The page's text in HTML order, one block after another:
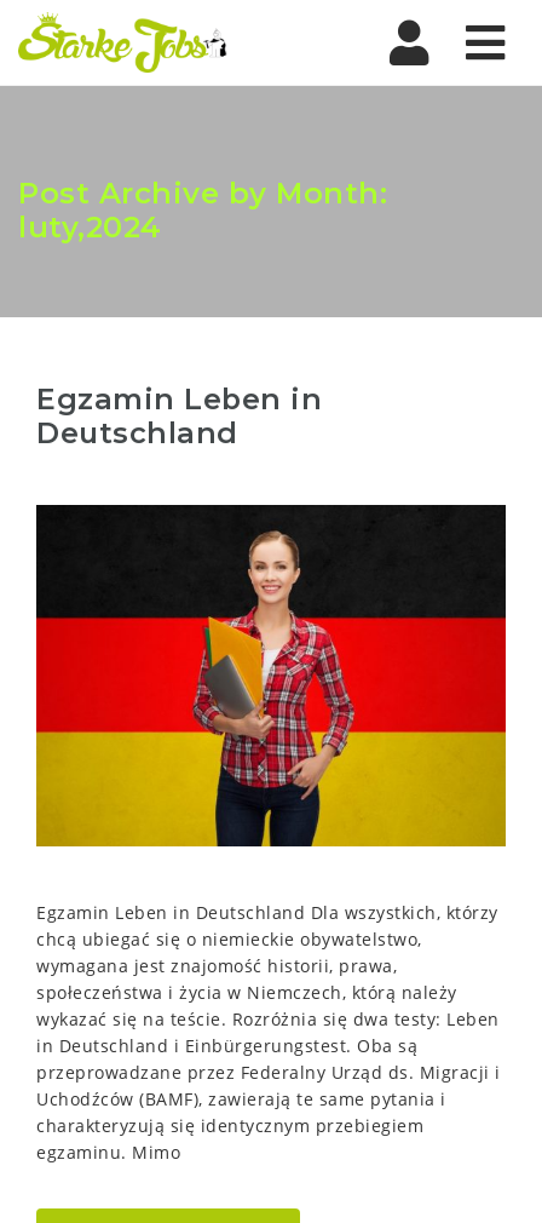
Post Archive by Month:
luty,2024
Egzamin Leben in
Deutschland
Egzamin Leben in Deutschland Dla wszystkich, którzy
chcą ubiegać się o niemieckie obywatelstwo,
wymagana jest znajomość historii, prawa,
społeczeństwa i życia w Niemczech, którą należy
wykazać się na teście. Rozróżnia się dwa testy: Leben
in Deutschland i Einbürgerungstest. Oba są
przeprowadzane przez Federalny Urząd ds. Migracji i
Uchodźców (BAMF), zawierają te same pytania i
charakteryzują się identycznym przebiegiem
egzaminu. Mimo